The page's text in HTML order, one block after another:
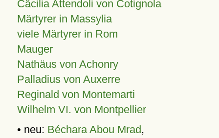
Cäcilia Attendoli von Cotignola
Märtyrer in Massylia
viele Märtyrer in Rom
Mauger
Nathäus von Achonry
Palladius von Auxerre
Reginald von Montemarti
Wilhelm VI. von Montpellier
• neu: Béchara Abou Mrad,